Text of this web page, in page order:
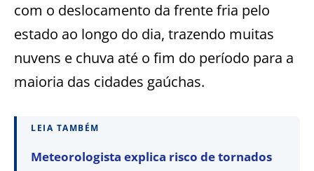
com o deslocamento da frente fria pelo
estado ao longo do dia, trazendo muitas
nuvens e chuva até o fim do período para a
maioria das cidades gaúchas.
LEIA TAMBÉM
Meteorologista explica risco de tornados